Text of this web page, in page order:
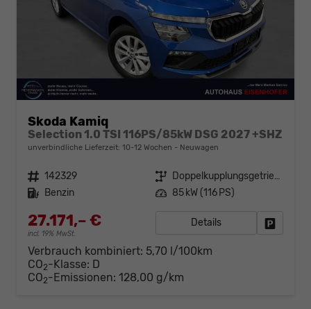
Skoda Kamiq
Selection 1.0 TSI 116PS/85kW DSG 2027 +SHZ
unverbindliche Lieferzeit: 10-12 Wochen Neuwagen
Fahrzeugnr. 142329 Getriebe
Doppelkupplungsgetriebe (DSG)
Kraftstoff Benzin Leistung 85 kW (116 PS)
27.171,– €
incl. 19% MwSt.
Details
Verbrauch kombiniert: 5,70 l/100km
CO2-Klasse: D
CO2-Emissionen: 128,00 g/km